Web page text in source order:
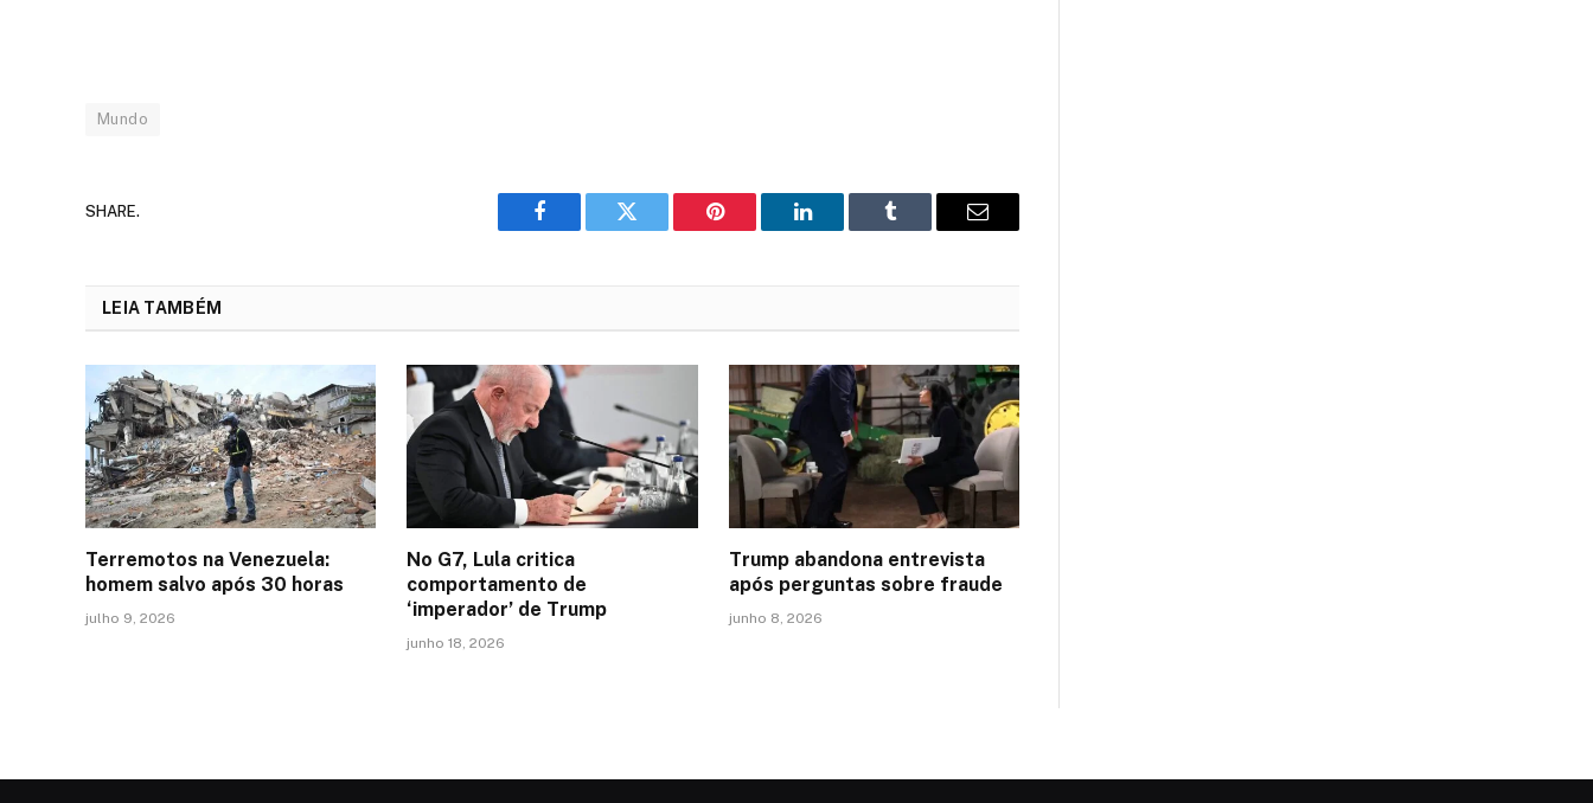
Mundo
SHARE.
Facebook Twitter Pinterest LinkedIn Tumblr Email
LEIA TAMBÉM
Terremotos na Venezuela:
homem salvo após 30 horas
julho 9, 2026
No G7, Lula critica
comportamento de
‘imperador’ de Trump
junho 18, 2026
Trump abandona entrevista
após perguntas sobre fraude
junho 8, 2026